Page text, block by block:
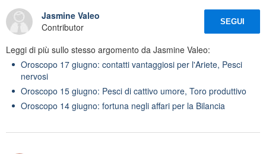
Jasmine Valeo
Contributor
SEGUI
Leggi di più sullo stesso argomento da Jasmine Valeo:
Oroscopo 17 giugno: contatti vantaggiosi per l'Ariete, Pesci
nervosi
Oroscopo 15 giugno: Pesci di cattivo umore, Toro produttivo
Oroscopo 14 giugno: fortuna negli affari per la Bilancia